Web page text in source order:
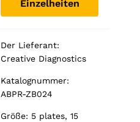
Einzelheiten
Der Lieferant:
Creative Diagnostics
Katalognummer:
ABPR-ZB024
Größe: 5 plates, 15